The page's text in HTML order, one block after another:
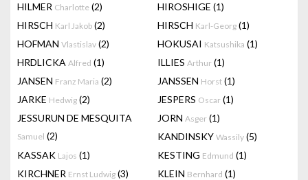
HILMER Charlotte (2) HIROSHIGE (1)
HIRSCH Karl Jakob (2) HIRSCH Karl-Georg (1)
HOFMAN Vlastislav (2) HOKUSAI Katsushika (1)
HRDLICKA Alfred (1) ILLIES Arthur (1)
JANSEN Franz Maria (2) JANSSEN Horst (1)
JARKE Hedwig (2) JESPERS Oscar (1)
JESSURUN DE MESQUITA
Samuel (2)
JORN Asger (1)
KANDINSKY Wassily (5)
KASSAK Lajos (1) KESTING Edmund (1)
KIRCHNER Ernst Ludwig (3) KLEIN Bernhard (1)